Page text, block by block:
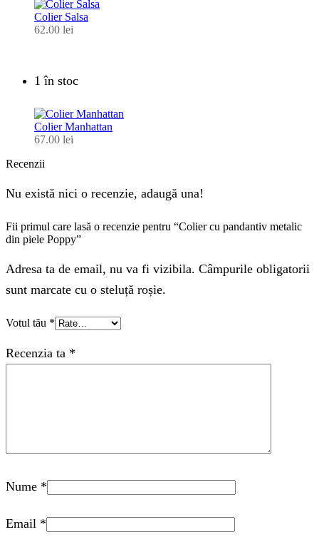
Colier Salsa
62.00 lei
1 în stoc
Colier Manhattan
67.00 lei
Recenzii
Nu există nici o recenzie, adaugă una!
Fii primul care lasă o recenzie pentru “Colier cu pandantiv metalic
din piele Poppy”
Adresa ta de email, nu va fi vizibila. Câmpurile obligatorii
sunt marcate cu o steluță roșie.
Votul tău *
Recenzia ta *
Nume *
Email *